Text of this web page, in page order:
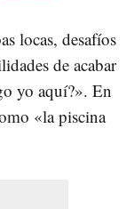
locas, desafíos
de acabar
yo aquí?». En
«la piscina